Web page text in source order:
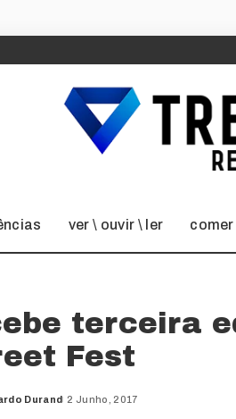
ver \ ouvir \ ler comer
terceira
Fest
Durand 2 Junho, 2017